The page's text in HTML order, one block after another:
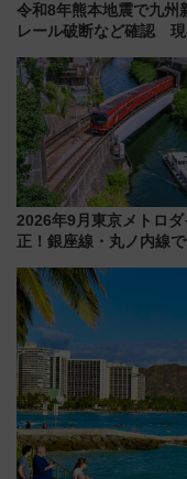
令和8年熊本地震で九州
レール破断など確認 現
響
2026年9月東京メトロダ
正！銀座線・丸ノ内線
待